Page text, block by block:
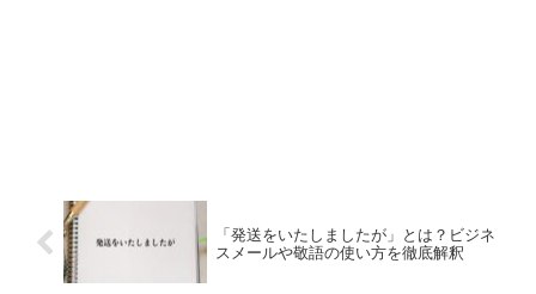
「発送をいたしましたが」とは？ビジネ
スメールや敬語の使い方を徹底解釈